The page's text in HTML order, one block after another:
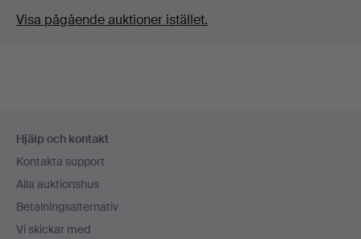
Visa pågående auktioner istället.
Hjälp och kontakt
Kontakta support
Alla auktionshus
Betalningsalternativ
Vi skickar med